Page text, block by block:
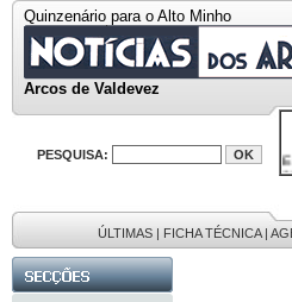
Quinzenário para o Alto Minho
Arcos de Valdevez
PESQUISA:
ÚLTIMAS | FICHA TÉCNICA|